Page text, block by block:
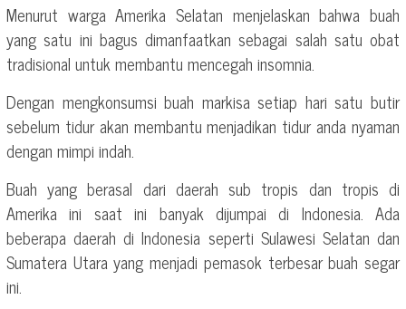
Menurut warga Amerika Selatan menjelaskan bahwa buah
yang satu ini bagus dimanfaatkan sebagai salah satu obat
tradisional untuk membantu mencegah insomnia.
Dengan mengkonsumsi buah markisa setiap hari satu butir
sebelum tidur akan membantu menjadikan tidur anda nyaman
dengan mimpi indah.
Buah yang berasal dari daerah sub tropis dan tropis di
Amerika ini saat ini banyak dijumpai di Indonesia. Ada
beberapa daerah di Indonesia seperti Sulawesi Selatan dan
Sumatera Utara yang menjadi pemasok terbesar buah segar
ini.